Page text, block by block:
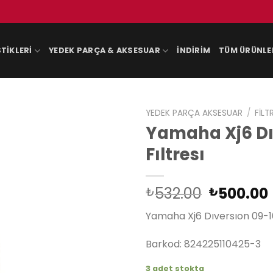
YEDEK PARÇA & AKSESUAR İNDIRIM TÜM
YEDEK PARÇA AKSESUAR /
Yamaha Xj6
Fıltresı
₺532.00 Orijinal
fiyat:
₺500.00
Yamaha Xj6 Dıversıon 09-
Barkod: 824225110425-3
3 adet stokta